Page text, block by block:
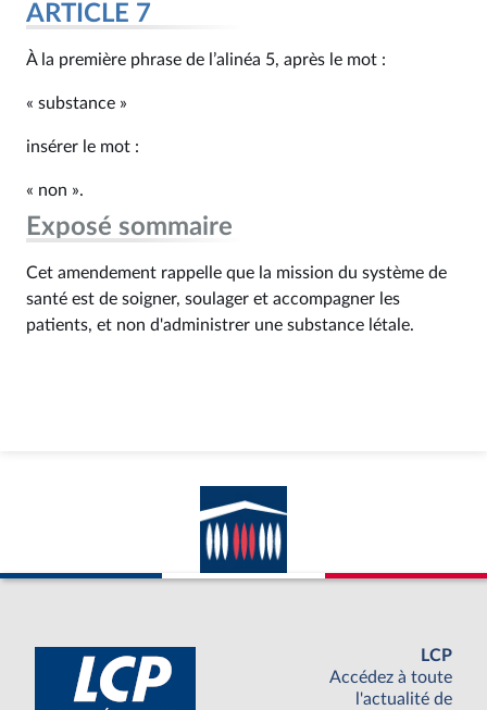
ARTICLE 7
À la première phrase de l’alinéa 5, après le mot :
« substance »
insérer le mot :
« non ».
Exposé sommaire
Cet amendement rappelle que la mission du système de
santé est de soigner, soulager et accompagner les
patients, et non d'administrer une substance létale.
LCP
Accédez à toute
l'actualité de